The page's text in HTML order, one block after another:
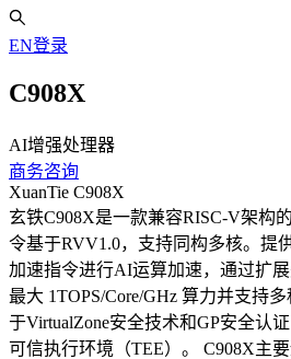
EN登录
C908X
AI增强处理器
商务咨询
XuanTie C908X
玄铁C908X是一款兼容RISC-V架构
令基于RVV1.0，支持同构多核。提
加速指令进行AI运算加速，通过扩
最大 1TOPS/Core/GHz 算力并支持
于VirtualZone安全技术和GP安全认
可信执行环境（TEE）。 C908X主